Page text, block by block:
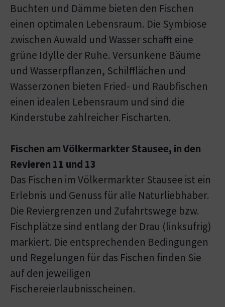
Buchten und Dämme bieten den Fischen
einen optimalen Lebensraum. Die Symbiose
zwischen Auwald und Wasser schafft eine
grüne Idylle der Ruhe. Versunkene Bäume
und Wasserpflanzen, Schilfflächen und
Wasserzonen bieten Fried- und Raubfischen
einen idealen Lebensraum und sind die
Kinderstube zahlreicher Fischarten.
Fischen am Völkermarkter Stausee, in den
Revieren 11 und 13
Das Fischen im Völkermarkter Stausee ist ein
Erlebnis und Genuss für alle Naturliebhaber.
Die Reviergrenzen und Zufahrtswege bzw.
Fischplätze sind entlang der Drau (linksufrig)
markiert. Die entsprechenden Bedingungen
und Regelungen für das Fischen finden Sie
auf den jeweiligen
Fischereierlaubnisscheinen.